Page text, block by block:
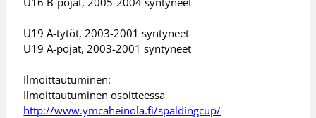
U19 A-tytöt, 2003-2001 syntyneet
U19 A-pojat, 2003-2001 syntyneet
Ilmoittautuminen:
Ilmoittautuminen osoitteessa
http://www.ymcaheinola.fi/spaldingcup/